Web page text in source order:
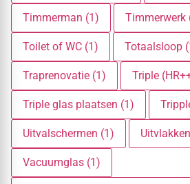
Timmerman (1) Timmerwerk
Toilet of WC (1) Totaalsloop
Traprenovatie (1) Triple
Triple glas plaatsen (1)
Uitvalschermen (1)
Vacuumglas (1)